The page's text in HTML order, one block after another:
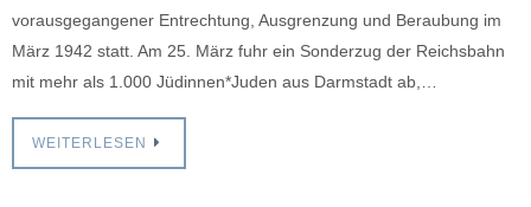
vorausgegangener Entrechtung, Ausgrenzung und Beraubung im
März 1942 statt. Am 25. März fuhr ein Sonderzug der Reichsbahn
mit mehr als 1.000 Jüdinnen*Juden aus Darmstadt ab,…
WEITERLESEN